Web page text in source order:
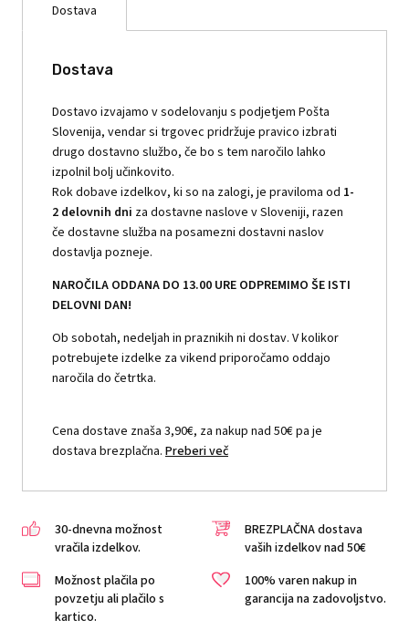
Dostava
Dostava
Dostavo izvajamo v sodelovanju s podjetjem Pošta
Slovenija, vendar si trgovec pridržuje pravico izbrati
drugo dostavno službo, če bo s tem naročilo lahko
izpolnil bolj učinkovito.
Rok dobave izdelkov, ki so na zalogi, je praviloma od 1-
2 delovnih dni za dostavne naslove v Sloveniji, razen
če dostavne služba na posamezni dostavni naslov
dostavlja pozneje.
NAROČILA ODDANA DO 13.00 URE ODPREMIMO ŠE ISTI
DELOVNI DAN!
Ob sobotah, nedeljah in praznikih ni dostav. V kolikor
potrebujete izdelke za vikend priporočamo oddajo
naročila do četrtka.
Cena dostave znaša 3,90€, za nakup nad 50€ pa je
dostava brezplačna. Preberi več
30-dnevna možnost
vračila izdelkov.
BREZPLAČNA dostava
vaših izdelkov nad 50€
Možnost plačila po
povzetju ali plačilo s
kartico.
100% varen nakup in
garancija na zadovoljstvo.